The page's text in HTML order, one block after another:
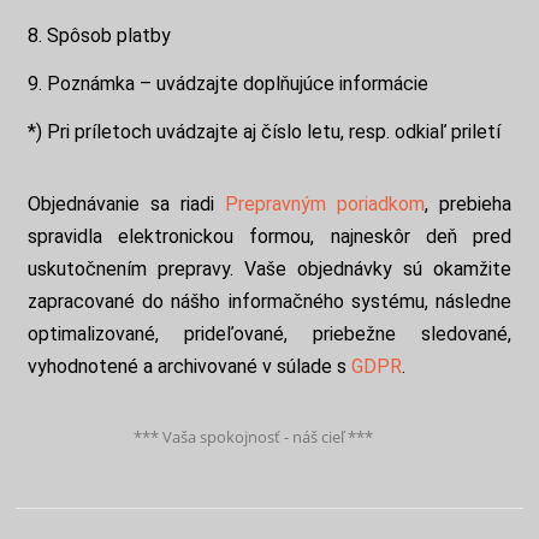
8. Spôsob platby
9. Poznámka – uvádzajte doplňujúce informácie
*) Pri príletoch uvádzajte aj číslo letu, resp. odkiaľ priletí
Objednávanie sa riadi Prepravným poriadkom, prebieha
spravidla elektronickou formou, najneskôr deň pred
uskutočnením prepravy. Vaše objednávky sú okamžite
zapracované do nášho informačného systému, následne
optimalizované, prideľované, priebežne sledované,
vyhodnotené a archivované v súlade sGDPR.
*** Vaša spokojnosť - náš cieľ ***